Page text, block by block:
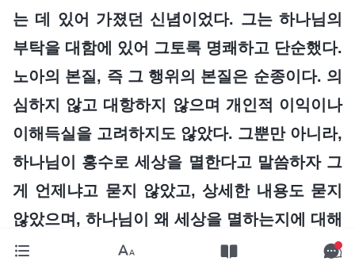
는 데 있어 가졌던 신념이었다. 그는 하나님의
부탁을 대함에 있어 그토록 명쾌하고 단순했다.
노아의 본질, 즉 그 행위의 본질은 순종이다. 의
심하지 않고 대항하지 않으며 개인적 이익이나
이해득실을 고려하지도 않았다. 그뿐만 아니라,
하나님이 홍수로 세상을 멸한다고 말씀하자 그
게 언제냐고 묻지 않았고, 상세한 내용도 묻지
않았으며, 하나님이 왜 세상을 멸하는지에 대해
서도 묻지 않았다. 그는 하나님의 명대로 행했